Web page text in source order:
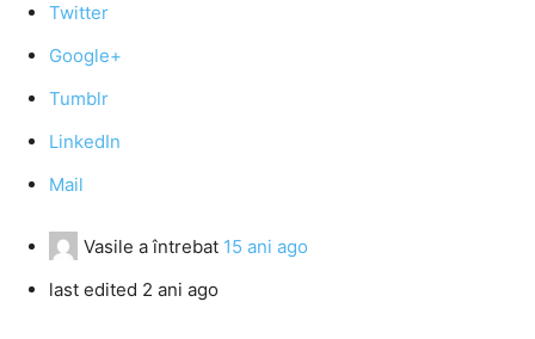
Twitter
Google+
Tumblr
LinkedIn
Mail
Vasile a întrebat 15 ani ago
last edited 2 ani ago